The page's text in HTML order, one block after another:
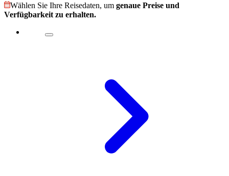
Wählen Sie Ihre Reisedaten, um genaue Preise und
Verfügbarkeit zu erhalten.